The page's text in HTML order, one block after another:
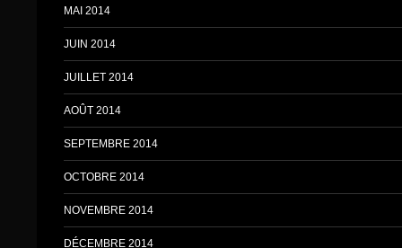
MAI 2014
JUIN 2014
JUILLET 2014
AOÛT 2014
SEPTEMBRE 2014
OCTOBRE 2014
NOVEMBRE 2014
DÉCEMBRE 2014